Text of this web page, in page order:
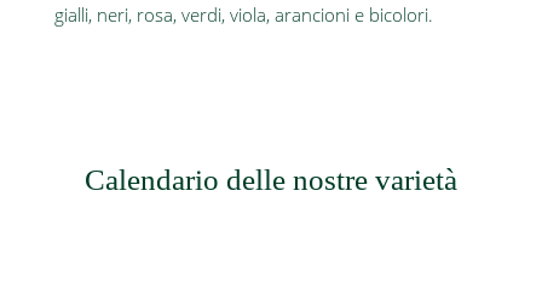
gialli, neri, rosa, verdi, viola, arancioni e bicolori.
Calendario delle nostre varietà